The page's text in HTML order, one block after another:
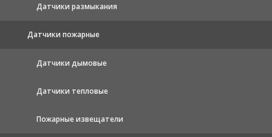
Датчики размыкания
Датчики пожарные
Датчики дымовые
Датчики тепловые
Пожарные извещатели